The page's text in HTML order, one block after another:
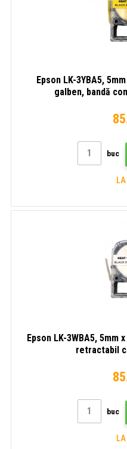
Epson LK-3YBA5,
galben, bandă
buc
LA
Epson LK-3WBA5, 5mm
retractabil
buc
LA